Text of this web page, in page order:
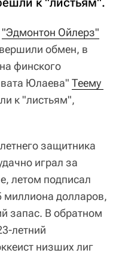
"Эдмонтон Ойлерз"
обмен, в
финского
Юлаева" Теему
к "листьям",
защитника
играл за
летом подписал
миллиона долларов,
запас. В обратном
летний
низших лиг